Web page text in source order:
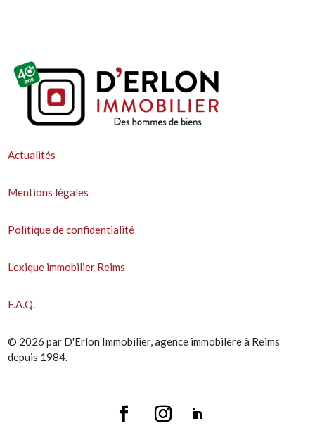
Actualités
Mentions légales
Politique de confidentialité
Lexique immobilier Reims
F.A.Q.
© 2026 par D'Erlon Immobilier, agence immobilère à Reims
depuis 1984.